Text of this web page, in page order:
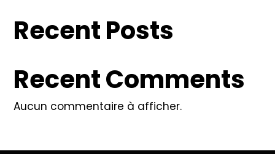
Recent Posts
Recent Comments
Aucun commentaire à afficher.